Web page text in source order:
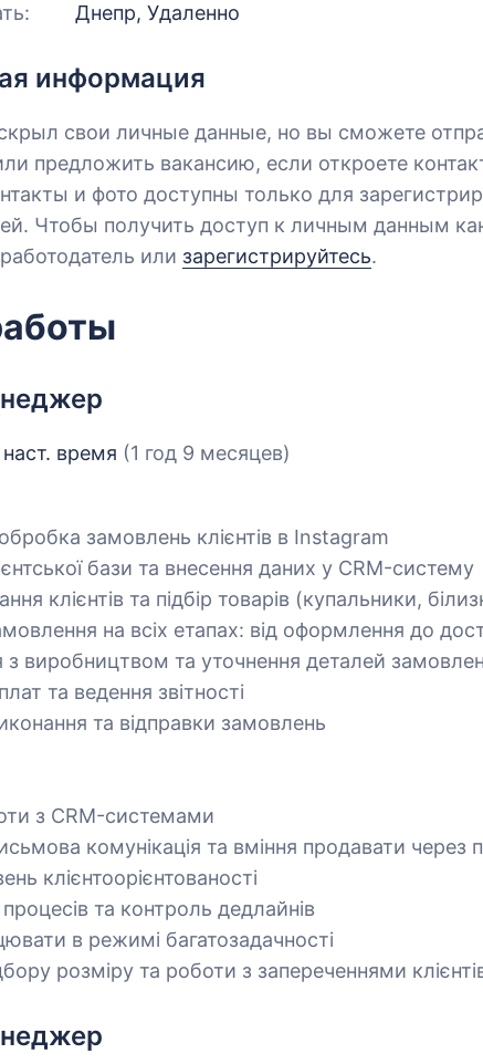
Днепр, Удаленно
информация
свои личные данные, но вы сможете
предложить вакансию, если откроете
и фото доступны только для
Чтобы получить доступ к личным данным
или зарегистрируйтесь.
время (1 год 9 месяцев)
замовлень клієнтів в Instagram
бази та внесення даних у CRM-систему
клієнтів та підбір товарів (купальники,
на всіх етапах: від оформлення до
з виробництвом та уточнення деталей
та ведення звітності
та відправки замовлень
з CRM-системами
комунікація та вміння продавати через
клієнтоорієнтованості
процесів та контроль дедлайнів
в режимі багатозадачності
розміру та роботи з запереченнями